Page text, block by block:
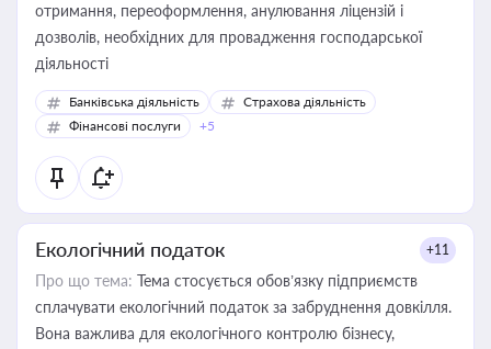
отримання, переоформлення, анулювання ліцензій і
дозволів, необхідних для провадження господарської
діяльності
Банківська діяльність
Страхова діяльність
Фінансові послуги
+5
Екологічний податок +11
Про що тема: Тема стосується обов’язку підприємств
сплачувати екологічний податок за забруднення довкілля.
Вона важлива для екологічного контролю бізнесу,